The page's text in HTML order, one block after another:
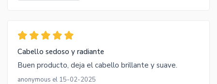
Cabello sedoso y radiante
Buen producto, deja el cabello brillante y suave.
anonymous el 15-02-2025